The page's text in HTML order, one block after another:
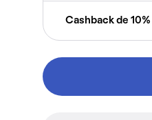
Cashback de 10%